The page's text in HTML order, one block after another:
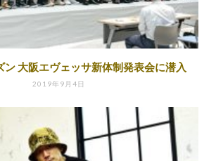
大阪エヴェッサ新体制発表会に潜入
2019年9月4日